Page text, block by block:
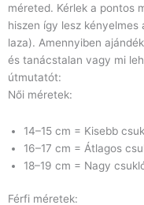
méreted. Kérlek a pontos
hiszen így lesz
laza). Amennyiben
és tanácstalan vagy mi
útmutatót:
Női méretek:
14–15 cm = Kisebb
16–17 cm = Átlagos
18–19 cm = Nagy
Férfi méretek: